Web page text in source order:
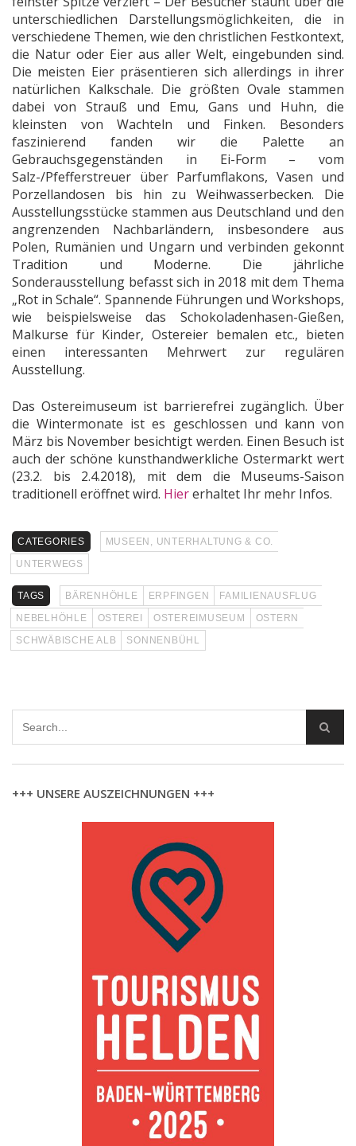
unterschiedlichen Darstellungsmöglichkeiten, die in
verschiedene Themen, wie den christlichen Festkontext,
die Natur oder Eier aus aller Welt, eingebunden sind.
Die meisten Eier präsentieren sich allerdings in ihrer
natürlichen Kalkschale. Die größten Ovale stammen
dabei von Strauß und Emu, Gans und Huhn, die
kleinsten von Wachteln und Finken. Besonders
faszinierend fanden wir die Palette an
Gebrauchsgegenständen in Ei-Form – vom
Salz-/Pfefferstreuer über Parfumflakons, Vasen und
Porzellandosen bis hin zu Weihwasserbecken. Die
Ausstellungsstücke stammen aus Deutschland und den
angrenzenden Nachbarländern, insbesondere aus
Polen, Rumänien und Ungarn und verbinden gekonnt
Tradition und Moderne. Die jährliche
Sonderausstellung befasst sich in 2018 mit dem Thema
„Rot in Schale“. Spannende Führungen und Workshops,
wie beispielsweise das Schokoladenhasen-Gießen,
Malkurse für Kinder, Ostereier bemalen etc., bieten
einen interessanten Mehrwert zur regulären
Ausstellung.
Das Ostereimuseum ist barrierefrei zugänglich. Über
die Wintermonate ist es geschlossen und kann von
März bis November besichtigt werden. Einen Besuch ist
auch der schöne kunsthandwerkliche Ostermarkt wert
(23.2. bis 2.4.2018), mit dem die Museums-Saison
traditionell eröffnet wird. Hiererhaltet Ihr mehr Infos.
CATEGORIES
MUSEEN, UNTERHALTUNG & CO.
UNTERWEGS
TAGS BÄRENHÖHLE ERPFINGEN
FAMILIENAUSFLUG
NEBELHÖHLE
OSTEREI OSTEREIMUSEUM
OSTERN
SCHWÄBISCHE ALB
SONNENBÜHL
+++ UNSERE AUSZEICHNUNGEN +++